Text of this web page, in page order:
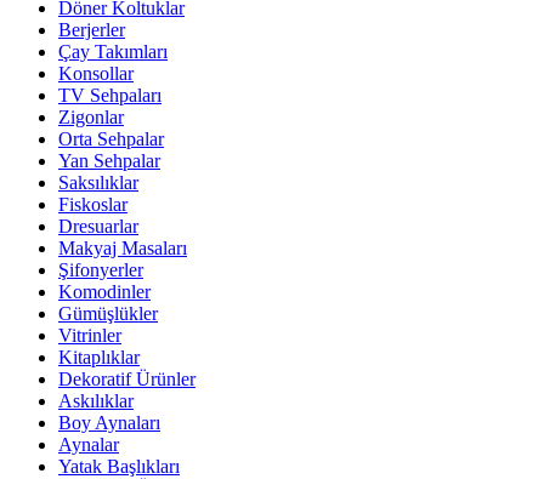
Döner Koltuklar
Berjerler
Çay Takımları
Konsollar
TV Sehpaları
Zigonlar
Orta Sehpalar
Yan Sehpalar
Saksılıklar
Fiskoslar
Dresuarlar
Makyaj Masaları
Şifonyerler
Komodinler
Gümüşlükler
Vitrinler
Kitaplıklar
Dekoratif Ürünler
Askılıklar
Boy Aynaları
Aynalar
Yatak Başlıkları